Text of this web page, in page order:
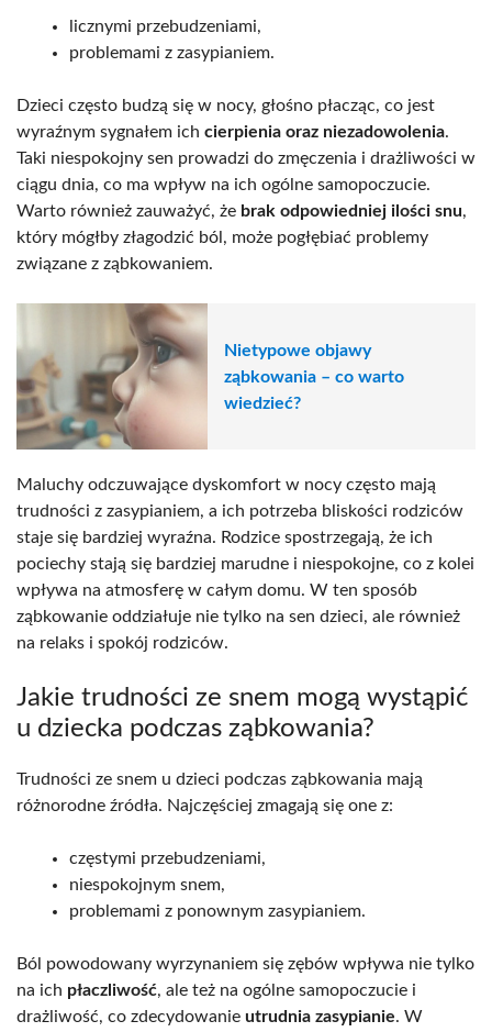
licznymi przebudzeniami,
problemami z zasypianiem.
Dzieci często budzą się w nocy, głośno płacząc, co jest
wyraźnym sygnałem ich cierpienia oraz niezadowolenia.
Taki niespokojny sen prowadzi do zmęczenia i drażliwości w
ciągu dnia, co ma wpływ na ich ogólne samopoczucie.
Warto również zauważyć, że brak odpowiedniej ilości snu,
który mógłby złagodzić ból, może pogłębiać problemy
związane z ząbkowaniem.
Nietypowe objawy
ząbkowania – co warto
wiedzieć?
Maluchy odczuwające dyskomfort w nocy często mają
trudności z zasypianiem, a ich potrzeba bliskości rodziców
staje się bardziej wyraźna. Rodzice spostrzegają, że ich
pociechy stają się bardziej marudne i niespokojne, co z kolei
wpływa na atmosferę w całym domu. W ten sposób
ząbkowanie oddziałuje nie tylko na sen dzieci, ale również
na relaks i spokój rodziców.
Jakie trudności ze snem mogą wystąpić
u dziecka podczas ząbkowania?
Trudności ze snem u dzieci podczas ząbkowania mają
różnorodne źródła. Najczęściej zmagają się one z:
częstymi przebudzeniami,
niespokojnym snem,
problemami z ponownym zasypianiem.
Ból powodowany wyrzynaniem się zębów wpływa nie tylko
na ich płaczliwość, ale też na ogólne samopoczucie i
drażliwość, co zdecydowanie utrudnia zasypianie. W